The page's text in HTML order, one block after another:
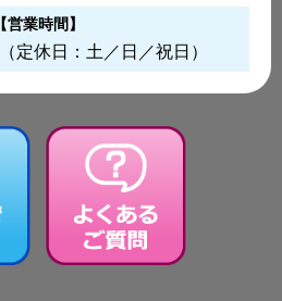
【営業時間】
（定休日：土／日／祝日）